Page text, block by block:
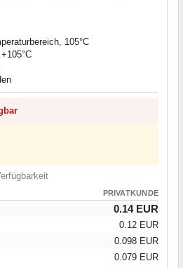
105°C
PRIVATKUNDE
0.14 EUR
0.12 EUR
0.098 EUR
0.079 EUR